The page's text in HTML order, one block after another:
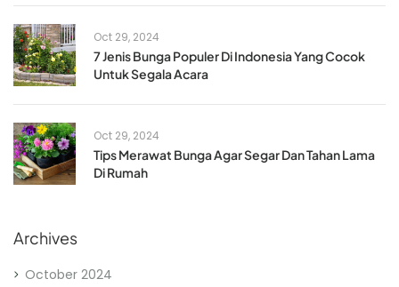
Oct 29, 2024
7 Jenis Bunga Populer Di Indonesia Yang Cocok
Untuk Segala Acara
Oct 29, 2024
Tips Merawat Bunga Agar Segar Dan Tahan Lama
Di Rumah
Archives
October 2024